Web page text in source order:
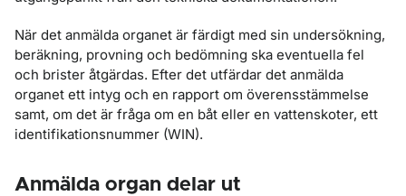
När det anmälda organet är färdigt med sin undersökning,
beräkning, provning och bedömning ska eventuella fel
och brister åtgärdas. Efter det utfärdar det anmälda
organet ett intyg och en rapport om överensstämmelse
samt, om det är fråga om en båt eller en vattenskoter, ett
identifikationsnummer (WIN).
Anmälda organ delar ut